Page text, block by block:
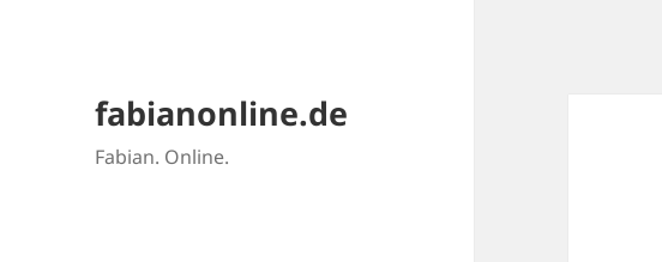
fabianonline.de
Fabian. Online.